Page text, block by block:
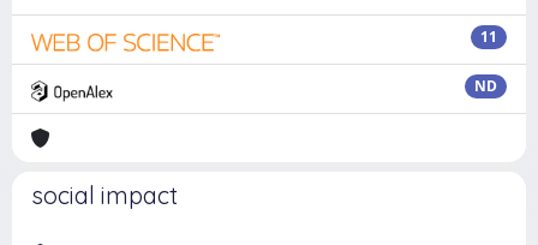
11
ND
social impact